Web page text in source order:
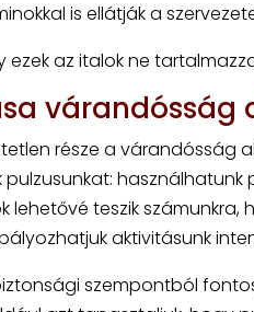
is ellátják a
az italok ne
várandósság
része a várandósság
lehetővé teszik
aktivitásunk
szempontból